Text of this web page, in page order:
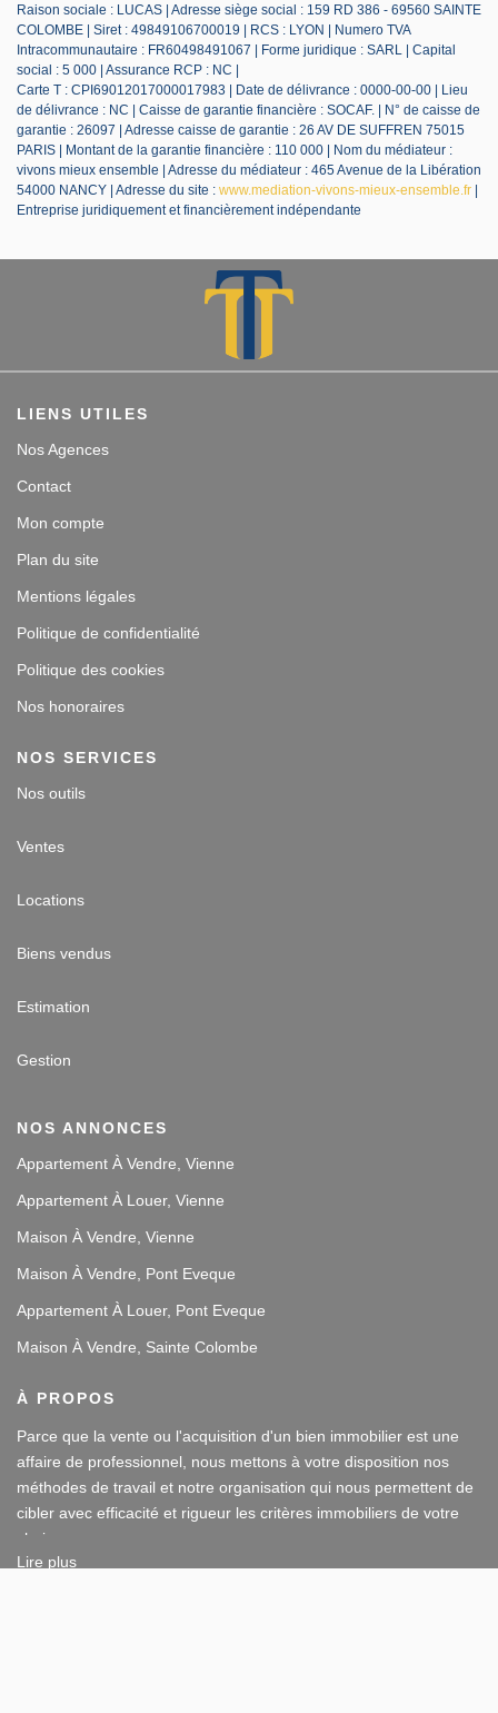
Raison sociale : LUCAS | Adresse siège social : 159 RD 386 - 69560 SAINTE
COLOMBE | Siret : 49849106700019 | RCS : LYON | Numero TVA
Intracommunautaire : FR60498491067 | Forme juridique : SARL | Capital
social : 5 000 | Assurance RCP : NC |
Carte T : CPI69012017000017983 | Date de délivrance : 0000-00-00 | Lieu
de délivrance : NC | Caisse de garantie financière : SOCAF. | N° de caisse de
garantie : 26097 | Adresse caisse de garantie : 26 AV DE SUFFREN 75015
PARIS | Montant de la garantie financière : 110 000 | Nom du médiateur :
vivons mieux ensemble | Adresse du médiateur : 465 Avenue de la Libération
54000 NANCY | Adresse du site : www.mediation-vivons-mieux-ensemble.fr
Entreprise juridiquement et financièrement indépendante
LIENS UTILES
Nos Agences
Contact
Mon compte
Plan du site
Mentions légales
Politique de confidentialité
Politique des cookies
Nos honoraires
NOS SERVICES
Nos outils
Ventes
Locations
Biens vendus
Estimation
Gestion
NOS ANNONCES
Appartement À Vendre, Vienne
Appartement À Louer, Vienne
Maison À Vendre, Vienne
Maison À Vendre, Pont Eveque
Appartement À Louer, Pont Eveque
Maison À Vendre, Sainte Colombe
À PROPOS
Parce que la vente ou l'acquisition d'un bien immobilier est une
affaire de professionnel, nous mettons à votre disposition nos
méthodes de travail et notre organisation qui nous permettent de
cibler avec efficacité et rigueur les critères immobiliers de votre
choix.
Lire plus